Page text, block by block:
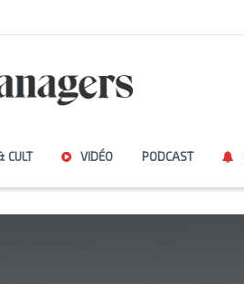
CULT VIDÉO PODCAST